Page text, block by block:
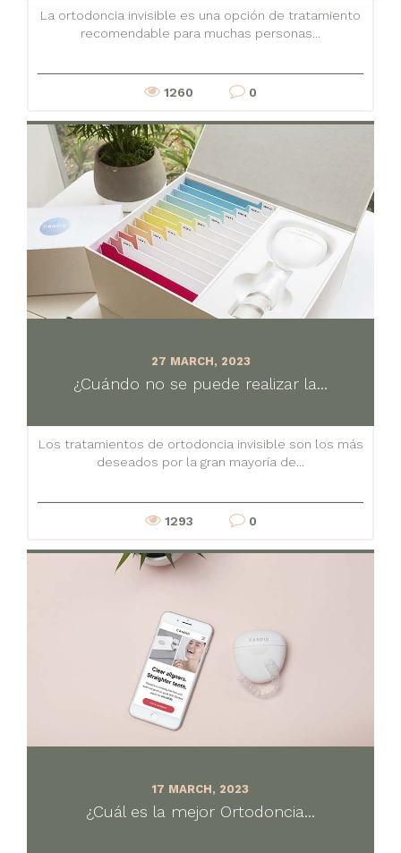
La ortodoncia invisible es una opción de tratamiento
recomendable para muchas personas...
1260 0
27 MARCH, 2023
¿Cuándo no se puede realizar la...
Los tratamientos de ortodoncia invisible son los más
deseados por la gran mayoría de...
1293 0
17 MARCH, 2023
¿Cuál es la mejor Ortodoncia...